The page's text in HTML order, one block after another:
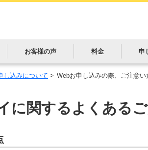
お客様の声 料金 申
し込みについて > Webお申し込みの際、ご注意い
に関するよくある